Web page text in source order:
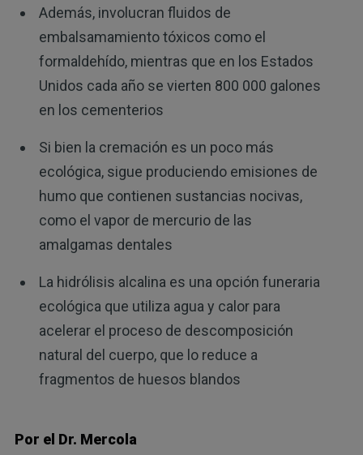
Además, involucran fluidos de
embalsamamiento tóxicos como el
formaldehído, mientras que en los Estados
Unidos cada año se vierten 800 000 galones
en los cementerios
Si bien la cremación es un poco más
ecológica, sigue produciendo emisiones de
humo que contienen sustancias nocivas,
como el vapor de mercurio de las
amalgamas dentales
La hidrólisis alcalina es una opción funeraria
ecológica que utiliza agua y calor para
acelerar el proceso de descomposición
natural del cuerpo, que lo reduce a
fragmentos de huesos blandos
Por el Dr. Mercola